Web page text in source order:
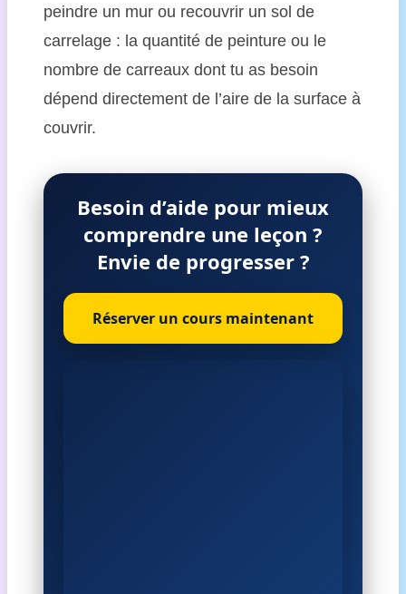
peindre un mur ou recouvrir un sol de
carrelage : la quantité de peinture ou le
nombre de carreaux dont tu as besoin
dépend directement de l’aire de la surface à
couvrir.
Besoin d’aide pour mieux
comprendre une leçon ?
Envie de progresser ?
Réserver un cours maintenant